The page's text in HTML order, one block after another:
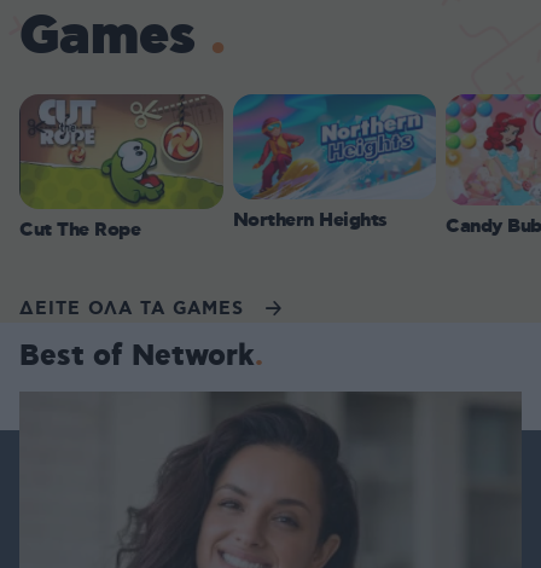
Games
Cut The Rope Northern Heights Candy
ΔΕΙΤΕ ΟΛΑ ΤΑ GAMES
Best of Network